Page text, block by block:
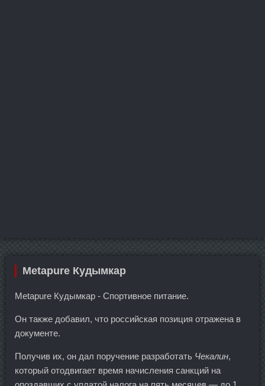
Metapure Кудымкар
Metapure Кудымкар - Спортивное питание.
Он также добавил, что российская позиция отражена в
документе.
Получив их, он дал поручение разработать Чекалин,
который отодвигает время начисления санкций на